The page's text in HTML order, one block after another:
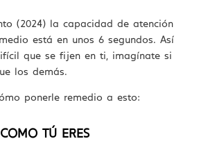
(2024) la capacidad de atención
está en unos 6 segundos. Así
que se fijen en ti, imagínate si
los demás.
ponerle remedio a esto:
TÚ ERES